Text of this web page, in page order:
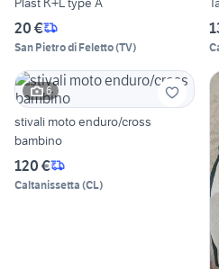
20 €
San Pietro di Feletto(TV)
6
stivali moto enduro/cross
bambino
120 €
Caltanissetta (CL)